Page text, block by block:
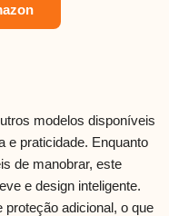
modelos disponíveis
e praticidade. Enquanto
de manobrar, este
e design inteligente.
adicional, o que